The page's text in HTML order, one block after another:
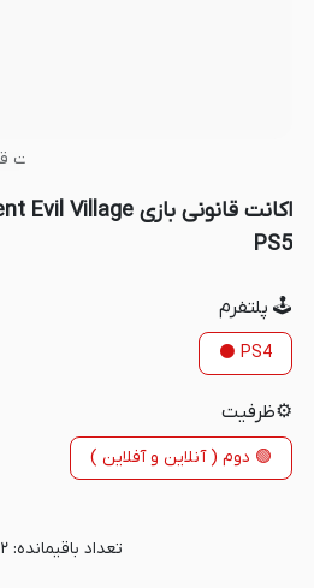
PS5
🕹️ پلتفرم
PS4 ⚫️
⚙️ظرفیت
🟢 دوم ( آنلاین و آفلاین )
تعداد باقیمانده: ۲